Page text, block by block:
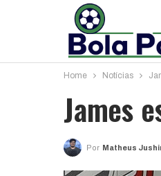
Home Notícias
James
Por Matheus